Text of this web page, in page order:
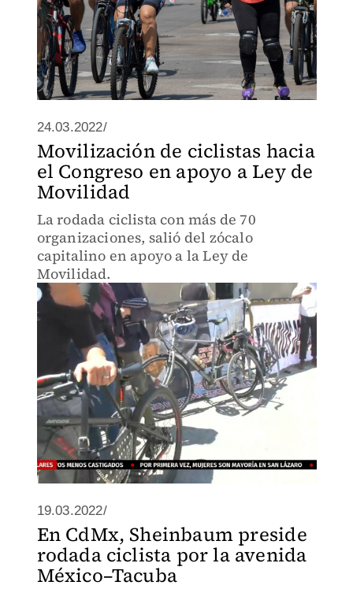
24.03.2022/
Movilización de ciclistas hacia
el Congreso en apoyo a Ley de
Movilidad
La rodada ciclista con más de 70
organizaciones, salió del zócalo
capitalino en apoyo a la Ley de
Movilidad.
19.03.2022/
En CdMx, Sheinbaum preside
rodada ciclista por la avenida
México–Tacuba